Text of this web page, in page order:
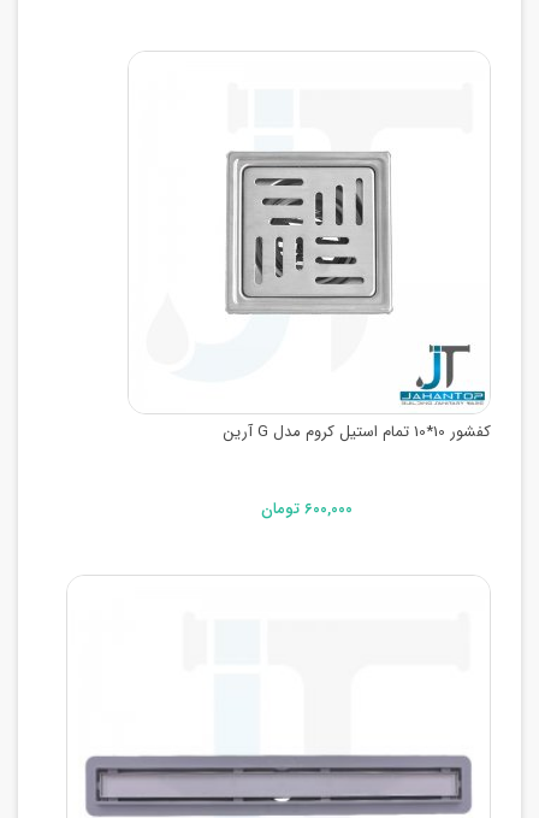
کفشور 10*10 تمام استیل کروم مدل G آرین
۶۰۰,۰۰۰ تومان